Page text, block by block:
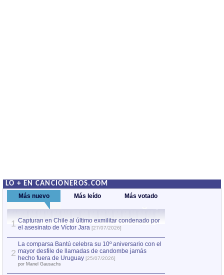
LO + EN CANCIONEROS.COM
Más nuevo Más leído Más votado
1 Capturan en Chile al último exmilitar condenado por
el asesinato de Víctor Jara [27/07/2026]
2
La comparsa Bantú celebra su 10º aniversario con el
mayor desfile de llamadas de candombe jamás
hecho fuera de Uruguay [25/07/2026]
por Manel Gausachs